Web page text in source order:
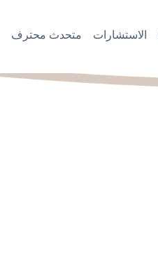
الاستشارات متحدث محترف